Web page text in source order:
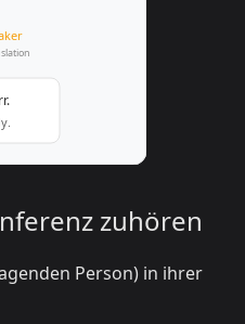
zuhören
Person) in ihrer